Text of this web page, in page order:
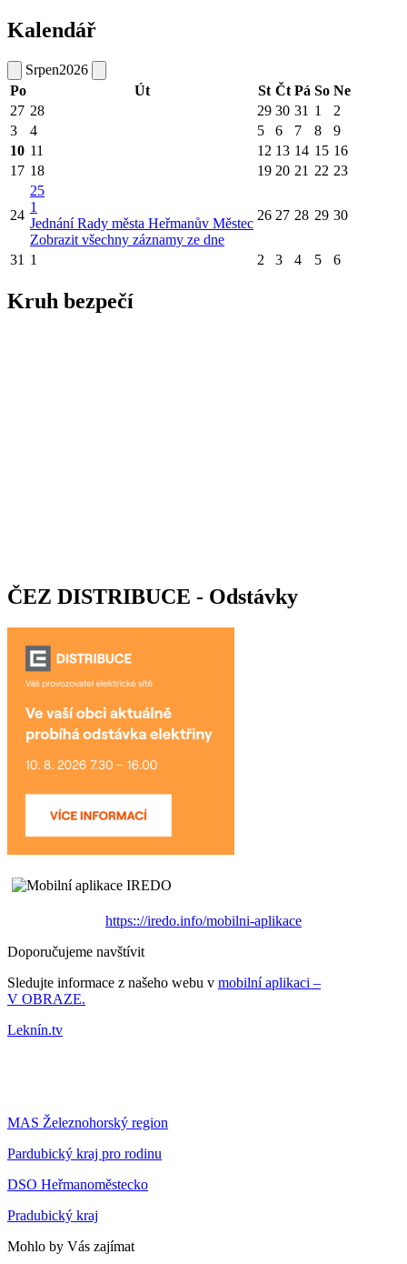
Kalendář
Srpen2026
Po
Út St Čt Pá So Ne
27 28 29 30 31 1
2
3
4 5 6 7 8
9
10 11 12 13 14 15 16
17 18 19 20 21 22 23
24
25
1
Jednání Rady města Heřmanův Městec
Zobrazit všechny záznamy ze dne
26 27 28 29 30
31 1 2 3 4 5 6
Kruh bezpečí
ČEZ DISTRIBUCE - Odstávky
https:://iredo.info/mobilni-aplikace
Doporučujeme navštívit
Sledujte informace z našeho webu v mobilní aplikaci –
V OBRAZE.
Leknín.tv
MAS Železnohorský region
Pardubický kraj pro rodinu
DSO Heřmanoměstecko
Pradubický kraj
Mohlo by Vás zajímat